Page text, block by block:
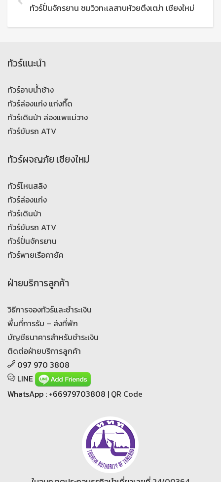
ทัวร์ปั่นจักรยาน ชมวิวทะเลสาบห้วยตึงเฒ่า เชียงใหม่
ทัวร์แนะนำ
ทัวร์อาบน้ำช้าง
ทัวร์ล่องแก่ง แก่งกึ๊ด
ทัวร์เดินป่า ล่องแพแม่วาง
ทัวร์ขับรถ ATV
ทัวร์ผจญภัย เชียงใหม่
ทัวร์โหนสลิง
ทัวร์ล่องแก่ง
ทัวร์เดินป่า
ทัวร์ขับรถ ATV
ทัวร์ปั่นจักรยาน
ทัวร์พายเรือคายัค
ฝ่ายบริการลูกค้า
วิธีการจองทัวร์และชำระเงิน
พื้นที่การรับ – ส่งที่พัก
บัญชีธนาคารสำหรับชำระเงิน
ติดต่อฝ่ายบริการลูกค้า
097 970 3808
LINE
WhatsApp : +66979703808 | QR Code